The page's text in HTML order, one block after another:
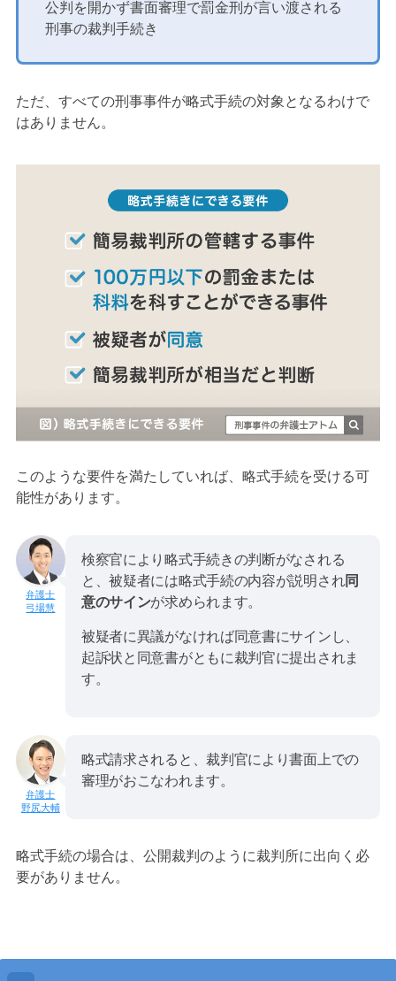
公判を開かず書面審理で罰金刑が言い渡される
刑事の裁判手続き
ただ、すべての刑事事件が略式手続の対象となるわけで
はありません。
このような要件を満たしていれば、略式手続を受ける可
能性があります。
弓場慧
検察官により略式手続きの判断がなされる
と、被疑者には略式手続の内容が説明され同
意のサインが求められます。
被疑者に異議がなければ同意書にサインし、
起訴状と同意書がともに裁判官に提出されま
す。
野尻大輔
略式請求されると、裁判官により書面上での
審理がおこなわれます。
略式手続の場合は、公開裁判のように裁判所に出向く必
要がありません。